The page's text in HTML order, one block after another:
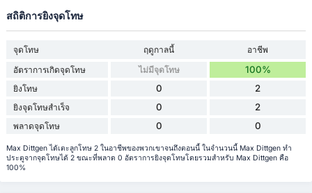
สถิติการยิงจุดโทษ
จุดโทษ ฤดูกาลนี้
อาชีพ
อัตราการเกิดจุดโทษ
ไม่มีจุดโทษ 100%
ยิงโทษ 0 2
ยิงจุดโทษสำเร็จ 0 2
พลาดจุดโทษ 0 0
Max Dittgen ได้เตะลูกโทษ 2 ในอาชีพของพวกเขาจนถึงตอนนี้ ในจำนวนนี้ Max Dittgen ทำ
ประตูจากจุดโทษได้ 2 ขณะที่พลาด 0 อัตราการยิงจุดโทษโดยรวมสำหรับ Max Dittgen คือ
100%